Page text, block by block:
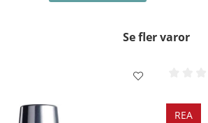
Se fler varor
REA